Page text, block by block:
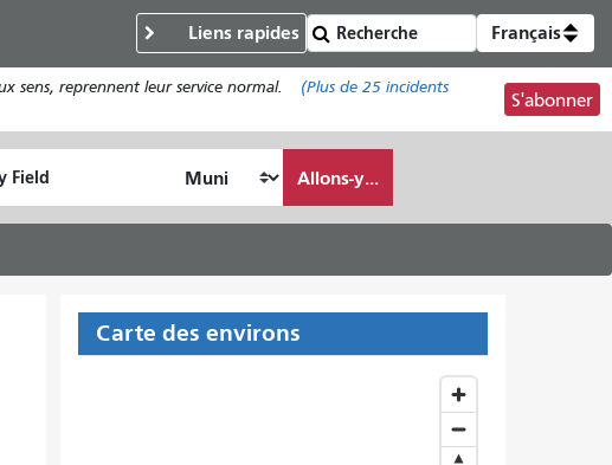
Liens rapides Français
sens, reprennent leur service normal. (Plus de 25 incidents
S'abonner
Allons-y...
Carte des environs